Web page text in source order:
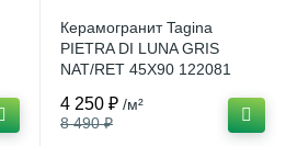
Керамогранит Tagina
PIETRA DI LUNA GRIS
NAT/RET 45X90 122081
4 250 ₽ /м²
8 490 ₽